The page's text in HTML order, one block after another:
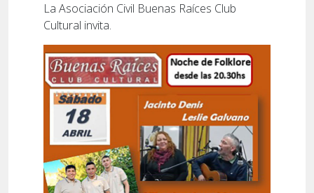
La Asociación Civil Buenas Raíces Club
Cultural invita.